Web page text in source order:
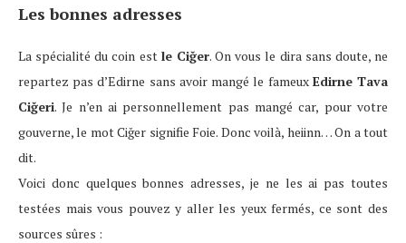
Les bonnes adresses
La spécialité du coin est le Ciğer. On vous le dira sans doute, ne
repartez pas d’Edirne sans avoir mangé le fameux Edirne Tava
Ciğeri. Je n’en ai personnellement pas mangé car, pour votre
gouverne, le mot Ciğer signifie Foie. Donc voilà, heiinn… On a tout
dit.
Voici donc quelques bonnes adresses, je ne les ai pas toutes
testées mais vous pouvez y aller les yeux fermés, ce sont des
sources sûres :